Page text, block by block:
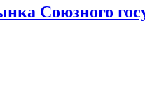
Союзного